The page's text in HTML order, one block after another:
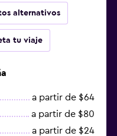
alternativos
tu viaje
a partir de $64
a partir de $80
a partir de $24